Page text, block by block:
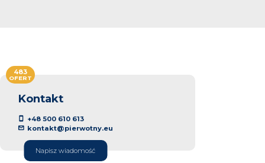
Kontakt
+48 500 610 613
kontakt@pierwotny.eu
Napisz wiadomość
483
OFERT